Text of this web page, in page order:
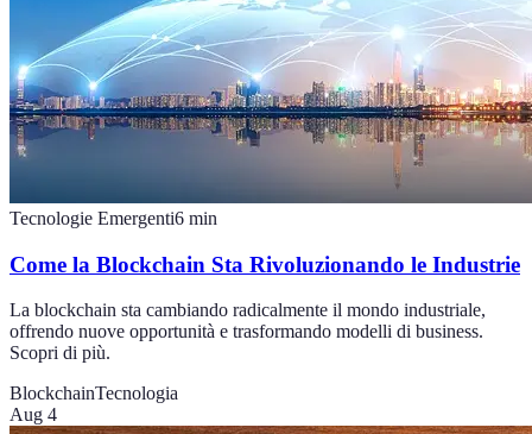
Tecnologie Emergenti6 min
Come la Blockchain Sta Rivoluzionando le Industrie
La blockchain sta cambiando radicalmente il mondo industriale,
offrendo nuove opportunità e trasformando modelli di business.
Scopri di più.
BlockchainTecnologia
Aug 4